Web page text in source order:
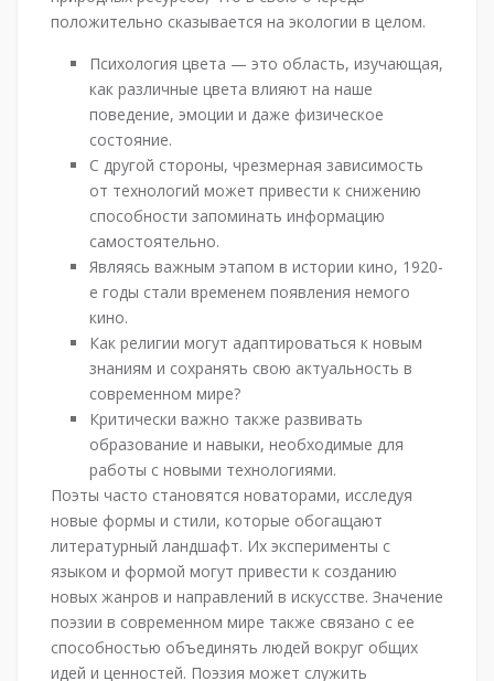
положительно сказывается на экологии в целом.
Психология цвета — это область, изучающая,
как различные цвета влияют на наше
поведение, эмоции и даже физическое
состояние.
С другой стороны, чрезмерная зависимость
от технологий может привести к снижению
способности запоминать информацию
самостоятельно.
Являясь важным этапом в истории кино, 1920-
е годы стали временем появления немого
кино.
Как религии могут адаптироваться к новым
знаниям и сохранять свою актуальность в
современном мире?
Критически важно также развивать
образование и навыки, необходимые для
работы с новыми технологиями.
Поэты часто становятся новаторами, исследуя
новые формы и стили, которые обогащают
литературный ландшафт. Их эксперименты с
языком и формой могут привести к созданию
новых жанров и направлений в искусстве. Значение
поэзии в современном мире также связано с ее
способностью объединять людей вокруг общих
идей и ценностей. Поэзия может служить